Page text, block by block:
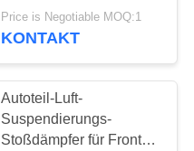
3D0616039D VW
Phaetons Bentley
Price is Negotiable MOQ:1
KONTAKT
Autoteil-Luft-
Suspendierungs-
Stoßdämpfer für Front